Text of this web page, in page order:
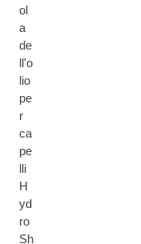
ol
a
de
ll'o
lio
pe
r
ca
pe
lli
H
yd
ro
Sh